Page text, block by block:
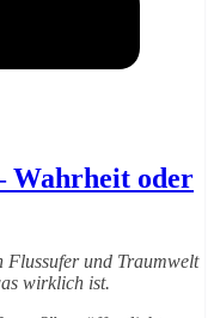
Wahrheit oder
Flussufer und Traumwelt
wirklich ist.